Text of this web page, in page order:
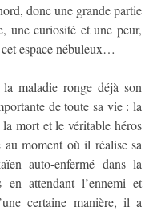
donc une grande partie
une curiosité et une peur,
espace nébuleux…
maladie ronge déjà son
de toute sa vie : la
mort et le véritable héros
moment où il réalise sa
auto-enfermé dans la
en attendant l’ennemi et
certaine manière, il a